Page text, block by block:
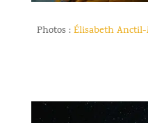
Photos :Élisabeth